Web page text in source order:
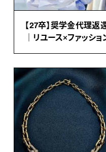
【27卒】奨学金代理
｜リユース×ファッシ